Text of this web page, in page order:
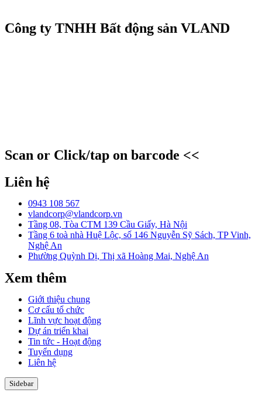
Công ty TNHH Bất động sản VLAND
Scan or Click/tap on barcode <<
Liên hệ
0943 108 567
vlandcorp@vlandcorp.vn
Tầng 08, Tòa CTM 139 Cầu Giấy, Hà Nội
Tầng 6 toà nhà Huệ Lộc, số 146 Nguyễn Sỹ Sách, TP Vinh,
Nghệ An
Phường Quỳnh Dị, Thị xã Hoàng Mai, Nghệ An
Xem thêm
Giới thiệu chung
Cơ cấu tổ chức
Lĩnh vực hoạt động
Dự án triển khai
Tin tức - Hoạt động
Tuyển dụng
Liên hệ
Sidebar